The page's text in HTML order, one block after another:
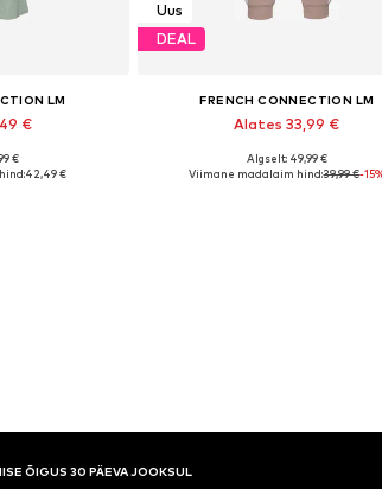
LM
€
38, 40-42, 44-46
€
42,49 €
Uus
DEAL
FRENCH CONNECTION LM
Alates 33,99 €
Saadaolevad suurused: 36-38, 40-42,
Algselt: 49,99 €
Viimane madalaim hind:39,99 €-
ÕIGUS 30 PÄEVA JOOKSUL